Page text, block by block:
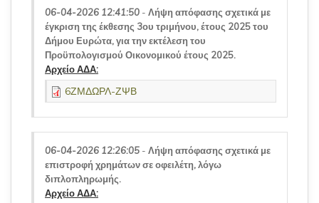
06-04-2026 12:41:50 - Λήψη απόφασης σχετικά με
έγκριση της έκθεσης 3ου τριμήνου, έτους 2025 του
Δήμου Ευρώτα, για την εκτέλεση του
Προϋπολογισμού Οικονομικού έτους 2025.
Αρχείο ΑΔΑ:
6ΖΜΔΩΡΛ-ΖΨΒ
06-04-2026 12:26:05 - Λήψη απόφασης σχετικά με
επιστροφή χρημάτων σε οφειλέτη, λόγω
διπλοπληρωμής.
Αρχείο ΑΔΑ: